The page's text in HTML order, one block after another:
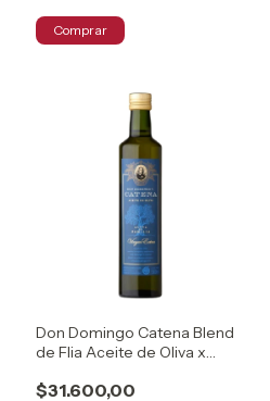
Comprar
Don Domingo Catena Blend
de Flia Aceite de Oliva x
$31.600,00